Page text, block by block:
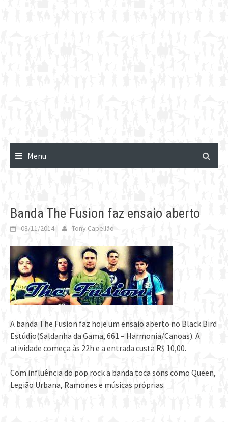
Menu
Banda The Fusion faz ensaio aberto
08/11/2014 Tony Capellão
A banda The Fusion faz hoje um ensaio aberto no Black Bird
Estúdio(Saldanha da Gama, 661 – Harmonia/Canoas). A
atividade começa às 22h e a entrada custa R$ 10,00.
Com influência do pop rock a banda toca sons como Queen,
Legião Urbana, Ramones e músicas próprias.